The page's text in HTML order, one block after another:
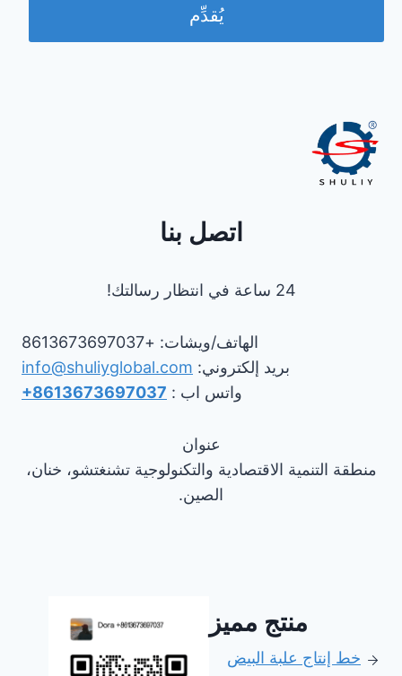
يُقدِّم
اتصل بنا
24 ساعة في انتظار رسالتك!
الهاتف/ويشات: +8613673697037
بريد إلكتروني: info@shuliyglobal.com
واتس اب : +8613673697037
عنوان
منطقة التنمية الاقتصادية والتكنولوجية تشنغتشو، خنان،
الصين.
منتج مميز
خط إنتاج علبة البيض